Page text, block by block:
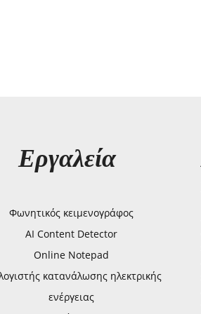
Εργαλεία
Φωνητικός κειμενογράφος
AI Content Detector
Online Notepad
κατανάλωσης ηλεκτρικής
ενέργειας